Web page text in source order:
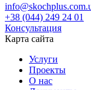
+38 (044) 249 24 01
Консультация
Карта сайта
Услуги
Проекты
О нас